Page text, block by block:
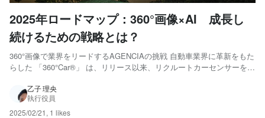
2025年ロードマップ：360°画像×AI 成長し
続けるための戦略とは？
360°画像で業界をリードするAGENCIAの挑戦 自動車業界に革新をもた
らした 「360°Car®」 は、リリース以来、リクルートカーセンサーをは
USS などの大手企業を含む 3,800社以上に導入 され、着実に成長を続
けています。 ...
乙子 理央
執行役員
2025/02/21 , 1 likes